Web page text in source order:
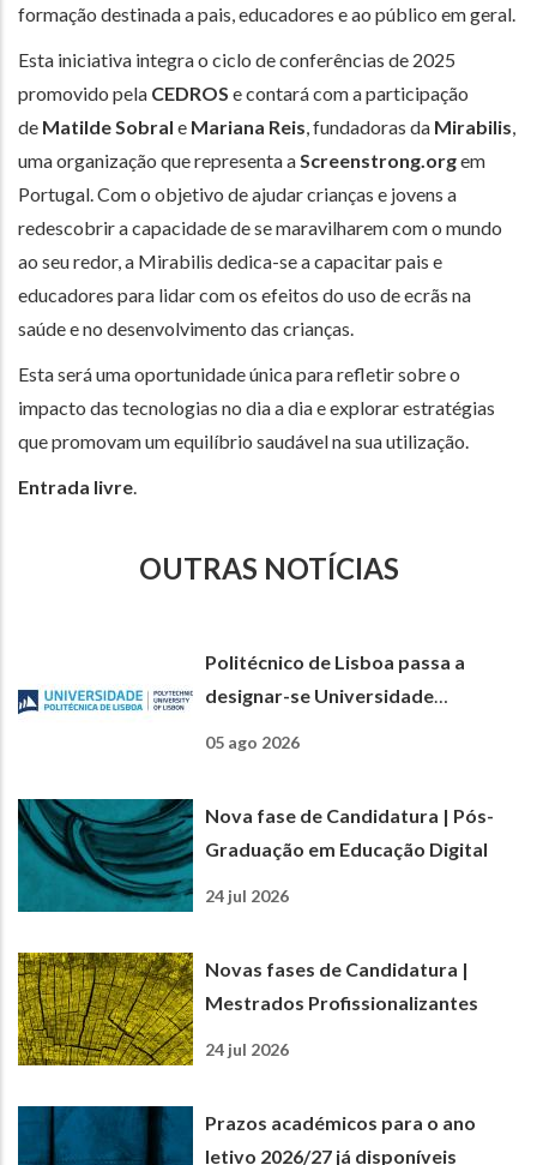
formação destinada a pais, educadores e ao público em geral.
Esta iniciativa integra o ciclo de conferências de 2025
promovido pela CEDROS e contará com a participação
de Matilde Sobral e Mariana Reis, fundadoras da Mirabilis,
uma organização que representa aScreenstrong.orgem
Portugal. Com o objetivo de ajudar crianças e jovens a
redescobrir a capacidade de se maravilharem com o mundo
ao seu redor, a Mirabilis dedica-se a capacitar pais e
educadores para lidar com os efeitos do uso de ecrãs na
saúde e no desenvolvimento das crianças.
Esta será uma oportunidade única para refletir sobre o
impacto das tecnologias no dia a dia e explorar estratégias
que promovam um equilíbrio saudável na sua utilização.
Entrada livre.
OUTRAS NOTÍCIAS
Politécnico de Lisboa passa a
designar-se Universidade
05 ago 2026
Nova fase de Candidatura | Pós-
Graduação em Educação Digital
24 jul 2026
Novas fases de Candidatura |
Mestrados Profissionalizantes
24 jul 2026
Prazos académicos para o ano
letivo 2026/27 já disponíveis